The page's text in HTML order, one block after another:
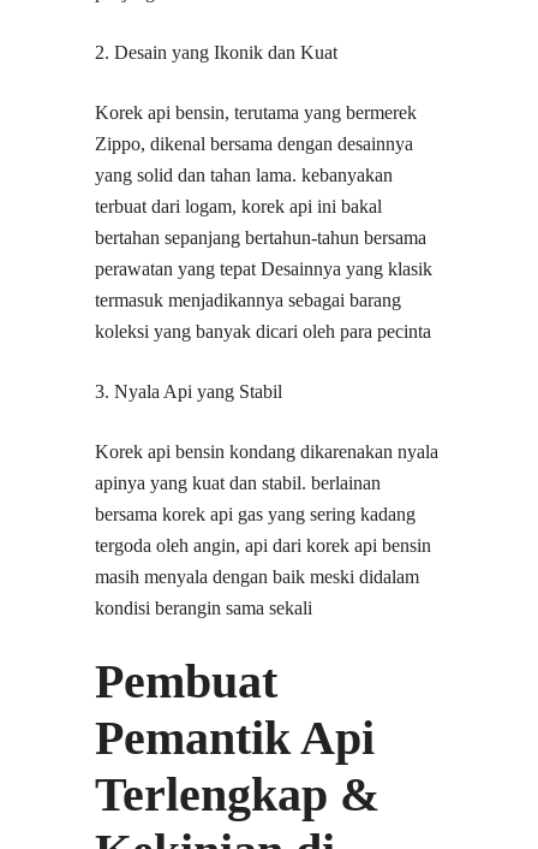
2. Desain yang Ikonik dan Kuat
Korek api bensin, terutama yang bermerek
Zippo, dikenal bersama dengan desainnya
yang solid dan tahan lama. kebanyakan
terbuat dari logam, korek api ini bakal
bertahan sepanjang bertahun-tahun bersama
perawatan yang tepat Desainnya yang klasik
termasuk menjadikannya sebagai barang
koleksi yang banyak dicari oleh para pecinta
3. Nyala Api yang Stabil
Korek api bensin kondang dikarenakan nyala
apinya yang kuat dan stabil. berlainan
bersama korek api gas yang sering kadang
tergoda oleh angin, api dari korek api bensin
masih menyala dengan baik meski didalam
kondisi berangin sama sekali
Pembuat
Pemantik Api
Terlengkap &